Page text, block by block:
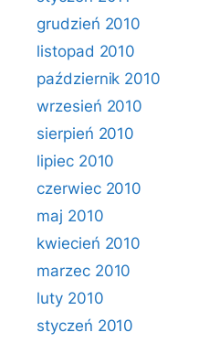
grudzień 2010
listopad 2010
październik 2010
wrzesień 2010
sierpień 2010
lipiec 2010
czerwiec 2010
maj 2010
kwiecień 2010
marzec 2010
luty 2010
styczeń 2010